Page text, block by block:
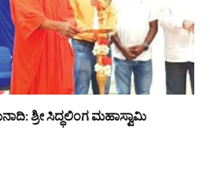
ಶ್ರೀ ಸಿದ್ಧಲಿಂಗ ಮಹಾಸ್ವಾಮಿ